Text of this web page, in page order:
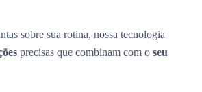
sobre sua rotina, nossa tecnologia
precisas que combinam com o seu